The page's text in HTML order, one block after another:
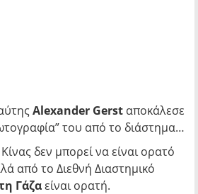
Alexander Gerst αποκάλεσε
του από το διάστημα…
δεν μπορεί να είναι ορατό
από το Διεθνή Διαστημικό
Γάζαείναι ορατή.